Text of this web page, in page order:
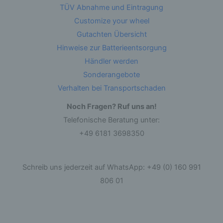
TÜV Abnahme und Eintragung
Customize your wheel
Gutachten Übersicht
Hinweise zur Batterieentsorgung
Händler werden
Sonderangebote
Verhalten bei Transportschaden
Noch Fragen? Ruf uns an!
Telefonische Beratung unter:
+49 6181 3698350
Schreib uns jederzeit auf WhatsApp: +49 (0) 160 991
806 01
durch Übermittlung, Verbreitung oder eine
oder die Verknüpfung, die Einschränkung, das
Löschen oder die Vernichtung.
d) Einschränkung der Verarbeitung
Einschränkung der Verarbeitung ist die
Markierung gespeicherter personenbezogener
einzuschränken.
e) Profiling
Verarbeitung personenbezogener Daten, die
darin besteht, dass diese personenbezogenen
Daten verwendet werden, um bestimmte